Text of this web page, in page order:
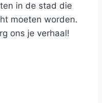
in de stad die
moeten worden.
ons je verhaal!